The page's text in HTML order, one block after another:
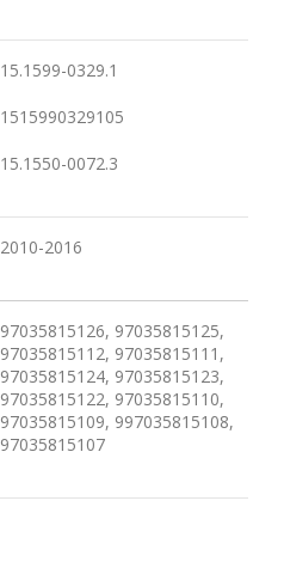
15.1599-0329.1
1515990329105
15.1550-0072.3
2010-2016
97035815126, 97035815125,
97035815112, 97035815111,
97035815124, 97035815123,
97035815122, 97035815110,
97035815109, 997035815108,
97035815107